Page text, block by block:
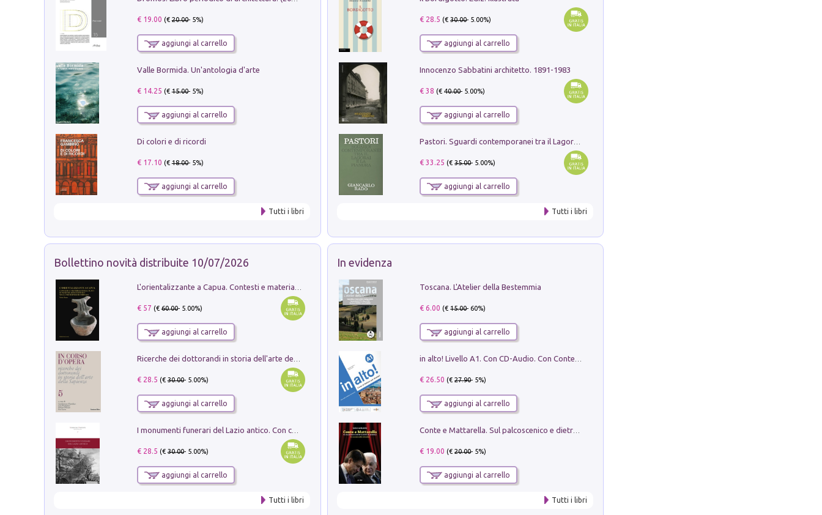
€ 19.00 (€20.00- 5%)
aggiungi al carrello
Valle Bormida. Un'antologia d'arte
€ 14.25 (€15.00- 5%)
aggiungi al carrello
Di colori e di ricordi
€ 17.10 (€18.00- 5%)
aggiungi al carrello
Tutti i libri
€ 28.5 (€30.00- 5.00%)
aggiungi al carrello
Innocenzo Sabbatini architetto. 1891-1983
€ 38 (€40.00- 5.00%)
aggiungi al carrello
€ 33.25 (€35.00- 5.00%)
aggiungi al carrello
Tutti i libri
Bollettino novità distribuite 10/07/2026
€ 57 (€60.00- 5.00%)
aggiungi al carrello
€ 28.5 (€30.00- 5.00%)
aggiungi al carrello
I monumenti funerari del Lazio antico. Con cartella con tavole
€ 28.5 (€30.00- 5.00%)
aggiungi al carrello
Tutti i libri
In evidenza
Toscana. L'Atelier della Bestemmia
€ 6.00 (€15.00- 60%)
aggiungi al carrello
€ 26.50 (€27.90- 5%)
aggiungi al carrello
€ 19.00 (€20.00- 5%)
aggiungi al carrello
Tutti i libri